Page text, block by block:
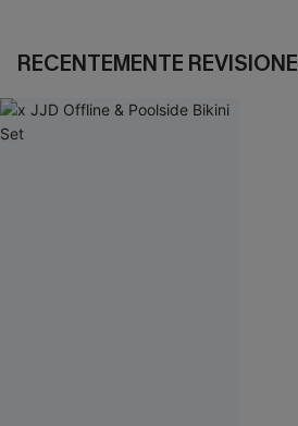
RECENTEMENTE REVISIONE